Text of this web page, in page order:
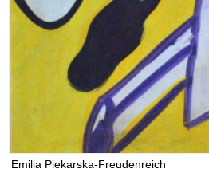
Emilia Piekarska-Freudenreich